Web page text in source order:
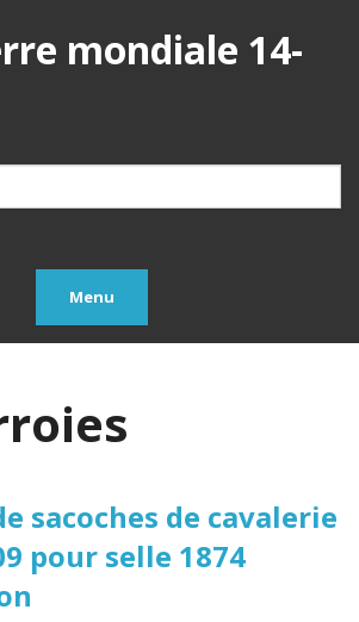
mondiale 14-
Menu
sacoches de cavalerie
pour selle 1874